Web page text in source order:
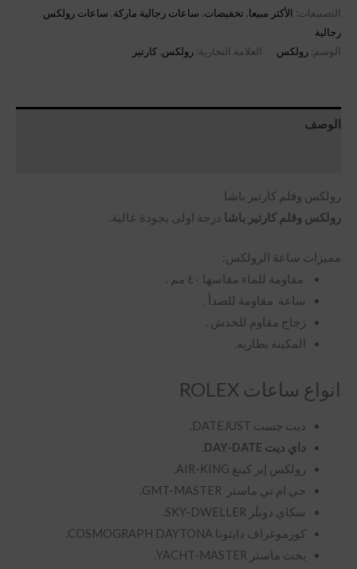
التصنيفات: الأكثر مبيعا تخفيضات ساعات رجالية ماركة ساعات رولكس
رجالية
الوسم: رولكس العلامة التجارية: رولكس كارتير
الوصف
رولكس وقلم كارتير باشا
رولكس وقلم كارتير باشا درجة اولى بجودة عالية.
مميزات ساعة الرولكس:
مقاومة للماء مقاسها ٤٠ مم .
ساعة مقاومة للصدأ .
زجاج مقاوم للخدش .
المكينة بطاريه.
انواع ساعات ROLEX
ديت جست DATEJUST.
داي ديت DAY-DATE.
رولكس إير كينغ AIR-KING.
جي ام تي ماستر GMT-MASTER.
سكاي دويلَر SKY-DWELLER.
كوزموغراف دايتونا COSMOGRAPH DAYTONA.
يخت ماستر YACHT-MASTER.